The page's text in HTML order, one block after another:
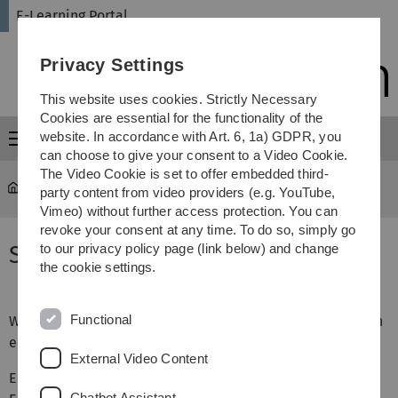
Skip
Skip
Skip
Skip
E-Learning Portal
Menu
E-Learning Portal ... Selbsteinschreibung
Selbsteinschreibung
Wenn Sie einen neuen Kurs erhalten haben, sind natürlich
erst mal keine Teilnehmenden in diesen eingeschrieben.
Eine der zwei standardmäßig aktivierten
Privacy Settings
This website uses cookies. Strictly Necessary
Cookies are essential for the functionality of the
website. In accordance with Art. 6, 1a) GDPR, you
can choose to give your consent to a Video Cookie.
The Video Cookie is set to offer embedded third-
party content from video providers (e.g. YouTube,
Vimeo) without further access protection. You can
revoke your consent at any time. To do so, simply go
to our privacy policy page (link below) and change
the cookie settings.
Functional
External Video Content